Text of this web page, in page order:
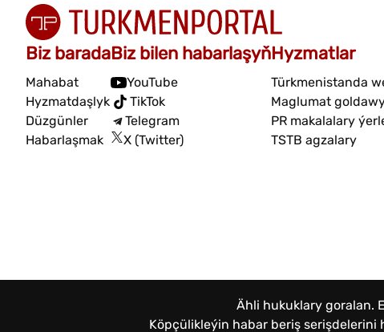
Biz barada
Mahabat
Hyzmatdaşlyk
Düzgünler
Habarlaşmak
Biz bilen habarlaşyň
YouTube
TikTok
Telegram
X (Twitter)
Hyzmatlar
Türkmenistanda
Maglumat
PR makalalary
TSTB agzalary
Ähli hukuklary goralan.
Köpçülikleýin habar beriş serişdelerini